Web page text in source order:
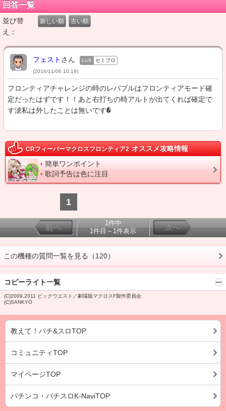
回答一覧
並び替
え：
新しい順 古い順
フェスト さん Lv.6
セミプロ
(2016/11/06 10:19)
フロンティアチャレンジの時のレバブルはフロンティアモード確
定だったはずです！！あと右打ちの時アルトが出てくれば確定で
す淲私は外したことは無いです�
CRフィーバーマクロスフロンティア2 オススメ攻略情報
簡単ワンポイント
歌詞予告は色に注目
1
前へ
1件中
1件目～1件表示
次へ
この機種の質問一覧を見る（120）
コピーライト一覧
(C)2009,2011 ビックウエスト／劇場版マクロスF製作委員会
(C)SANKYO
教えて！パチ&スロTOP
コミュニティTOP
マイページTOP
パチンコ・パチスロK-NaviTOP